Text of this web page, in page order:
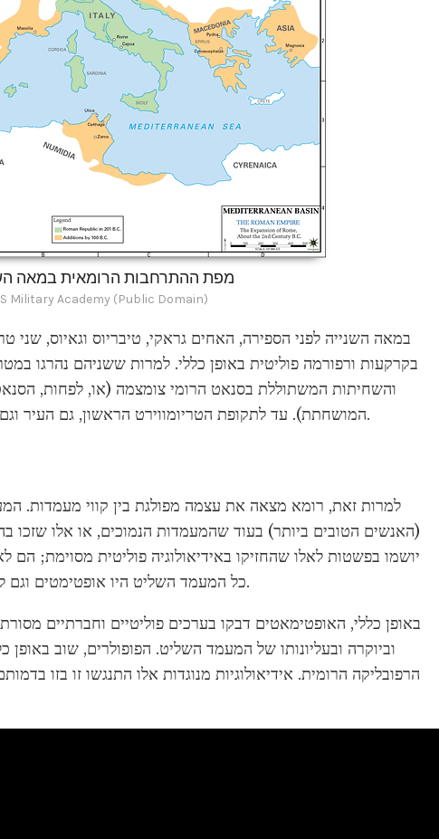
מפת ההתרחבות הרומאית במאה
Military Academy (Public Domain)
במאה השנייה לפני הספירה, האחים גראקי, טיבריוס וגאיוס, שני
בקרקעות ורפורמה פוליטית באופן כללי. למרות ששניהם נהרגו
והשחיתות המשתוללת בסנאט הרומי צומצמה (או, לפחות,
המושחתת). עד לתקופת הטריומווירט הראשון, גם העיר וגם הרפובליקה של רומא היו בשגשוג מלא.
למרות זאת, רומא מצאה את עצמה מפולגת בין קווי מעמדות.
(האנשים הטובים ביותר) בעוד שהמעמדות הנמוכים, או אלו שזכו
יושמו בפשטות לאלו שהחזיקו באידיאולוגיה פוליטית מסוימת; הם
כל המעמד השליט היו אופטימטים וגם לא כל המעמדות הנמוכים היו פופולריים.
באופן כללי, האופטימאטים דבקו בערכים פוליטיים וחברתיים
וביוקרה ובעליונותו של המעמד השליט. הפופולרים, שוב באופן
הרפובליקה הרומית. אידיאולוגיות מנוגדות אלו התנגשו זו בזו